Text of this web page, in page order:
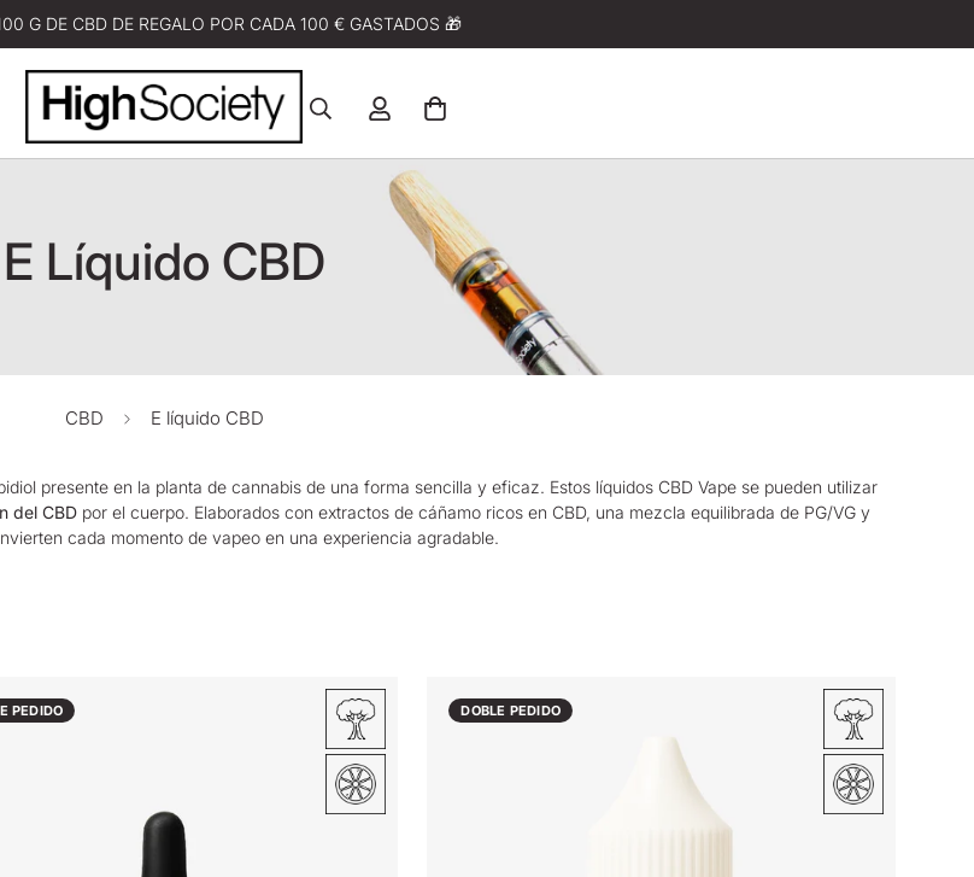
G DE CBD DE REGALO POR CADA 100 € GASTADOS 🎁
E Líquido CBD
CBD E líquido CBD
presente en la planta de cannabis de una forma sencilla y eficaz. Estos líquidos CBD Vapese pueden utilizar
del CBDpor el cuerpo. Elaborados con extractos de cáñamo ricos en CBD, una mezcla equilibrada de PG/VG y
cada momento de vapeo en una experiencia agradable.
PEDIDO DOBLE PEDIDO